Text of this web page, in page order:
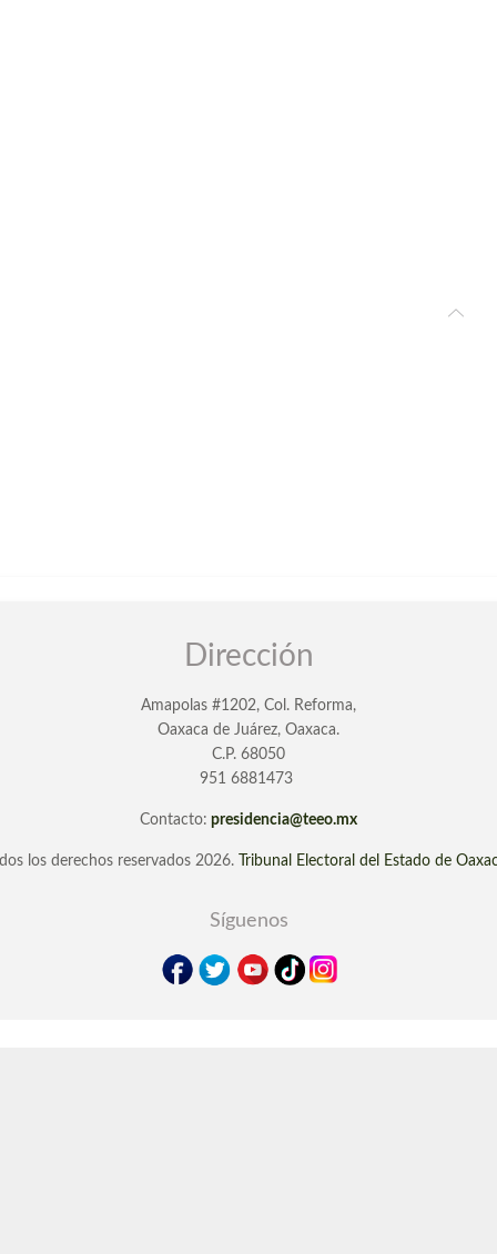
Dirección
Amapolas #1202, Col. Reforma,
Oaxaca de Juárez, Oaxaca.
C.P. 68050
951 6881473
Contacto: presidencia@teeo.mx
los derechos reservados 2026. Tribunal Electoral del Estado de
Síguenos